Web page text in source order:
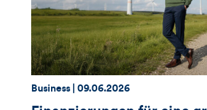
Thema:
Business | Datum:
09.06.2026